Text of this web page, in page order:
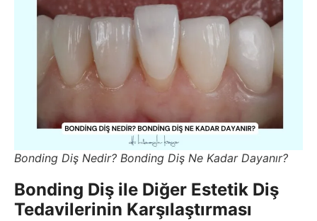
Bonding Diş Nedir? Bonding Diş Ne Kadar Dayanır?
Bonding Diş ile Diğer Estetik Diş
Tedavilerinin Karşılaştırması